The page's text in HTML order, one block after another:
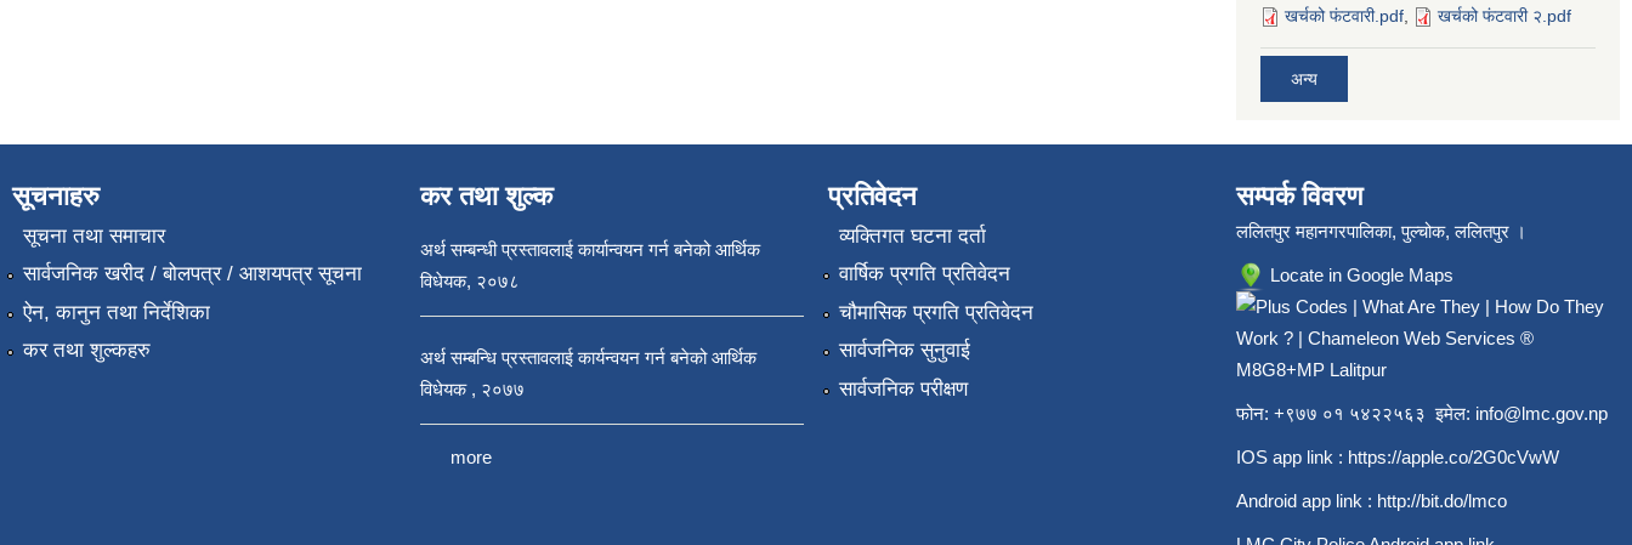
खर्चको फंटवारी.pdf
खर्चको फंटवारी २.pdf
अन्य
सूचनाहरु
सूचना तथा समाचार
सार्वजनिक खरीद / बोलपत्र / आशयपत्र सूचना
ऐन, कानुन तथा निर्देशिका
कर तथा शुल्कहरु
कर तथा शुल्क
अर्थ सम्बन्धी प्रस्तावलाई कार्यान्वयन गर्न बनेको आर्थिक
विधेयक, २०७८
अर्थ सम्बन्धि प्रस्तावलाई कार्यन्वयन गर्न बनेको आर्थिक
विधेयक , २०७७
more
प्रतिवेदन
व्यक्तिगत घटना दर्ता
वार्षिक प्रगति प्रतिवेदन
चौमासिक प्रगति प्रतिवेदन
सार्वजनिक सुनुवाई
सार्वजनिक परीक्षण
सम्पर्क विवरण
ललितपुर महानगरपालिका, पुल्चोक, ललितपुर ।
Locate in Google Maps
M8G8+MP Lalitpur
फोन: +९७७ ०१ ५४२२५६३ इमेल: info@lmc.gov.np
IOS app link : https://apple.co/2G0cVwW
Android app link : http://bit.do/lmco